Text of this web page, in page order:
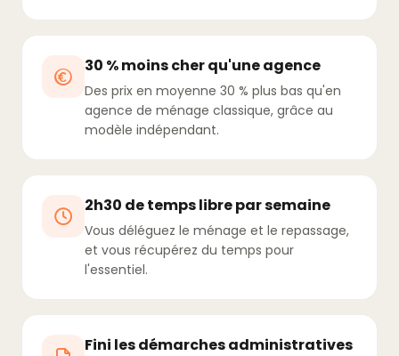
30 % moins cher qu'une agence
Des prix en moyenne 30 % plus bas qu'en
agence de ménage classique, grâce au
modèle indépendant.
2h30 de temps libre par semaine
Vous déléguez le ménage et le repassage,
et vous récupérez du temps pour
l'essentiel.
Fini les démarches administratives